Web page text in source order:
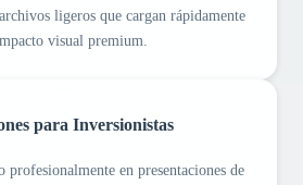
ligeros que cargan rápidamente
visual premium.
para Inversionistas
profesionalmente en presentaciones de